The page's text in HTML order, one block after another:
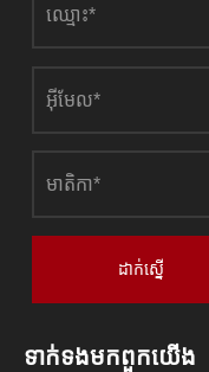
ដាក់ស្នើ
ទាក់ទង​មក​ពួក​យើង